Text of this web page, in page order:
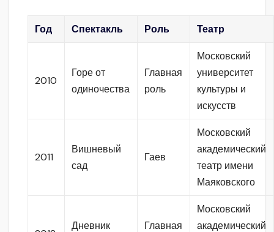
Год Спектакль Роль Театр
2010
Горе от
одиночества
Главная
роль
Московский
университет
культуры и
искусств
2011
Вишневый
сад
Гаев
Московский
академический
театр имени
Маяковского
Дневник
Главная
Московский
академический